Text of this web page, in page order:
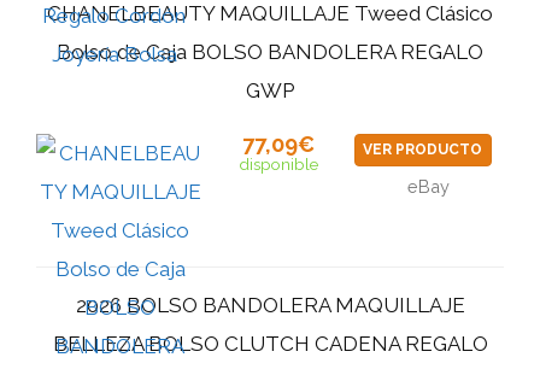
CHANELBEAUTY MAQUILLAJE Tweed Clásico
Bolso de Caja BOLSO BANDOLERA REGALO
GWP
77,09€
disponible
VER PRODUCTO
eBay
2026 BOLSO BANDOLERA MAQUILLAJE
BELLEZA BOLSO CLUTCH CADENA REGALO